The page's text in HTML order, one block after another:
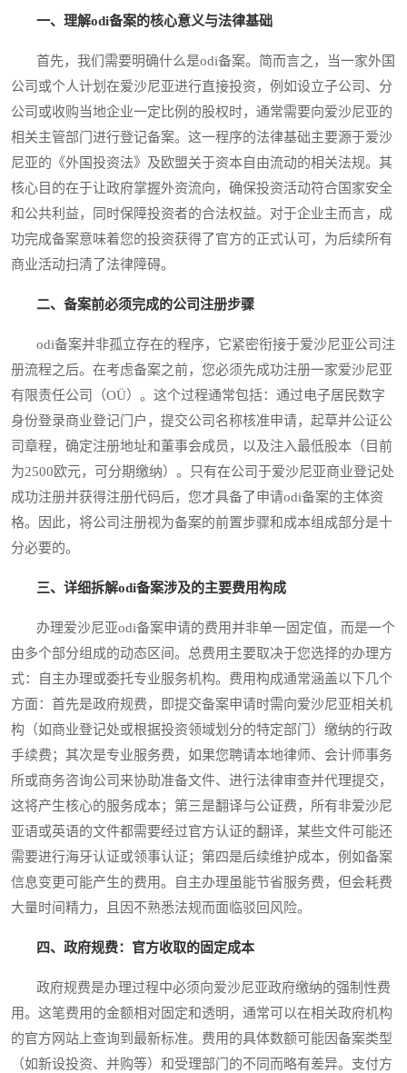
一、理解odi备案的核心意义与法律基础
首先，我们需要明确什么是odi备案。简而言之，当一家外国
公司或个人计划在爱沙尼亚进行直接投资，例如设立子公司、分
公司或收购当地企业一定比例的股权时，通常需要向爱沙尼亚的
相关主管部门进行登记备案。这一程序的法律基础主要源于爱沙
尼亚的《外国投资法》及欧盟关于资本自由流动的相关法规。其
核心目的在于让政府掌握外资流向，确保投资活动符合国家安全
和公共利益，同时保障投资者的合法权益。对于企业主而言，成
功完成备案意味着您的投资获得了官方的正式认可，为后续所有
商业活动扫清了法律障碍。
二、备案前必须完成的公司注册步骤
odi备案并非孤立存在的程序，它紧密衔接于爱沙尼亚公司注
册流程之后。在考虑备案之前，您必须先成功注册一家爱沙尼亚
有限责任公司（OÜ）。这个过程通常包括：通过电子居民数字
身份登录商业登记门户，提交公司名称核准申请，起草并公证公
司章程，确定注册地址和董事会成员，以及注入最低股本（目前
为2500欧元，可分期缴纳）。只有在公司于爱沙尼亚商业登记处
成功注册并获得注册代码后，您才具备了申请odi备案的主体资
格。因此，将公司注册视为备案的前置步骤和成本组成部分是十
分必要的。
三、详细拆解odi备案涉及的主要费用构成
办理爱沙尼亚odi备案申请的费用并非单一固定值，而是一个
由多个部分组成的动态区间。总费用主要取决于您选择的办理方
式：自主办理或委托专业服务机构。费用构成通常涵盖以下几个
方面：首先是政府规费，即提交备案申请时需向爱沙尼亚相关机
构（如商业登记处或根据投资领域划分的特定部门）缴纳的行政
手续费；其次是专业服务费，如果您聘请本地律师、会计师事务
所或商务咨询公司来协助准备文件、进行法律审查并代理提交，
这将产生核心的服务成本；第三是翻译与公证费，所有非爱沙尼
亚语或英语的文件都需要经过官方认证的翻译，某些文件可能还
需要进行海牙认证或领事认证；第四是后续维护成本，例如备案
信息变更可能产生的费用。自主办理虽能节省服务费，但会耗费
大量时间精力，且因不熟悉法规而面临驳回风险。
四、政府规费：官方收取的固定成本
政府规费是办理过程中必须向爱沙尼亚政府缴纳的强制性费
用。这笔费用的金额相对固定和透明，通常可以在相关政府机构
的官方网站上查询到最新标准。费用的具体数额可能因备案类型
（如新设投资、并购等）和受理部门的不同而略有差异。支付方